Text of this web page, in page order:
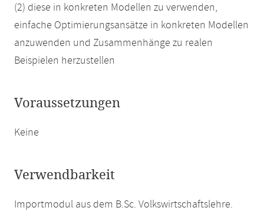
(2) diese in konkreten Modellen zu verwenden,
einfache Optimierungsansätze in konkreten Modellen
anzuwenden und Zusammenhänge zu realen
Beispielen herzustellen
Voraussetzungen
Keine
Verwendbarkeit
Importmodul aus dem B.Sc. Volkswirtschaftslehre.